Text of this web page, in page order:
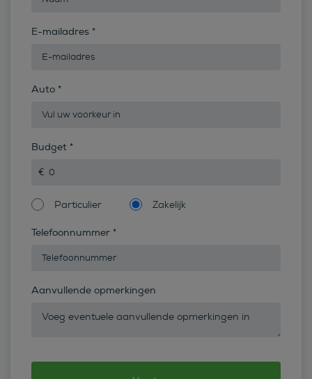
E-mailadres *
Auto *
Budget *
Particulier Zakelijk
Telefoonnummer *
Aanvullende opmerkingen